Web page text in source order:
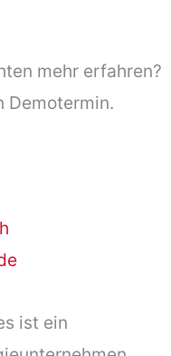
mehr erfahren?
Demotermin.
ist ein